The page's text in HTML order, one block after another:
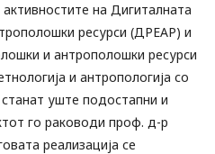
на Дигиталната
ресурси (ДРЕАР) и
и антрополошки ресурси
и антропологија со
уште подостапни и
го раководи проф. д-р
реализација се